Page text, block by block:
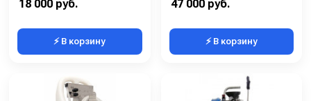
18 000 руб.
⚡ В корзину
47 000 руб.
⚡ В корзину